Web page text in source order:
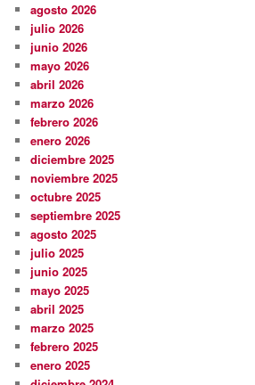
agosto 2026
julio 2026
junio 2026
mayo 2026
abril 2026
marzo 2026
febrero 2026
enero 2026
diciembre 2025
noviembre 2025
octubre 2025
septiembre 2025
agosto 2025
julio 2025
junio 2025
mayo 2025
abril 2025
marzo 2025
febrero 2025
enero 2025